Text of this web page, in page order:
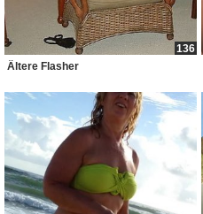
136
Ältere Flasher